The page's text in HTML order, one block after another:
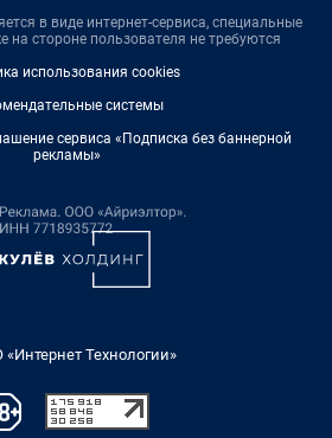
в виде интернет-сервиса, специальные
на стороне пользователя не требуются
использования cookies
системы
сервиса «Подписка без баннерной
рекламы»
Технологии»